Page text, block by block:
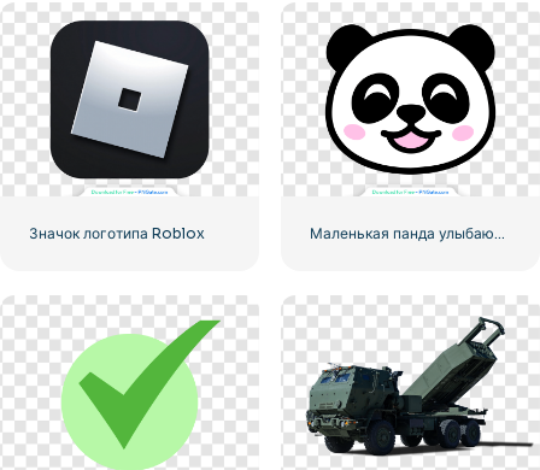
Значок логотипа Roblox Маленькая панда улыбающееся лицо значок